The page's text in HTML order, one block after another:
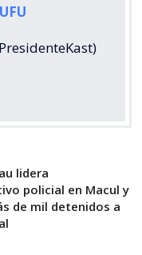
lidera
policial en Macul y
de mil detenidos a